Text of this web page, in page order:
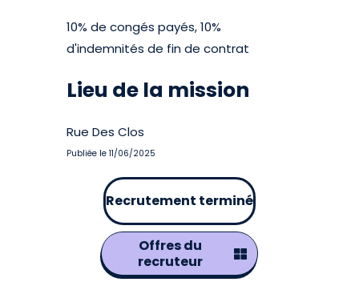
10% de congés payés, 10%
d'indemnités de fin de contrat
Lieu de la mission
Rue Des Clos
Publiée le 11/06/2025
Recrutement terminé
Offres du
recruteur